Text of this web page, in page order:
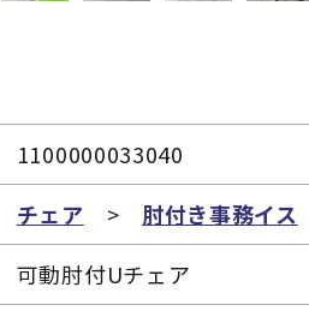
1100000033040
チェア > 肘付き事務イス
可動肘付Uチェア